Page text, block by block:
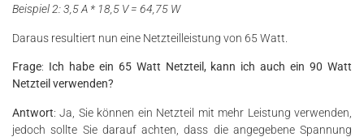
Beispiel 2: 3,5 A * 18,5 V = 64,75 W
Daraus resultiert nun eine Netzteilleistung von 65 Watt.
Frage: Ich habe ein 65 Watt Netzteil, kann ich auch ein 90 Watt
Netzteil verwenden?
Antwort: Ja, Sie können ein Netzteil mit mehr Leistung verwenden,
jedoch sollte Sie darauf achten, dass die angegebene Spannung